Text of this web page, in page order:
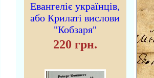
Евангеліє українців,
або Крилаті вислови
"Кобзаря"
220 грн.